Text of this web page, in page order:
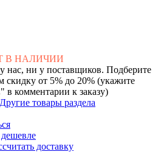
В НАЛИЧИИ
нас, ни у поставщиков. Подберите
от 5% до 20% (укажите
комментарии к заказу)
Другие товары раздела
доставку